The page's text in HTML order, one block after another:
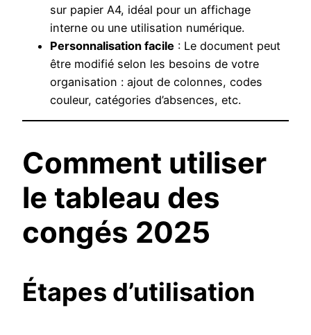
sur papier A4, idéal pour un affichage
interne ou une utilisation numérique.
Personnalisation facile : Le document peut
être modifié selon les besoins de votre
organisation : ajout de colonnes, codes
couleur, catégories d’absences, etc.
Comment utiliser
le tableau des
congés 2025
Étapes d’utilisation